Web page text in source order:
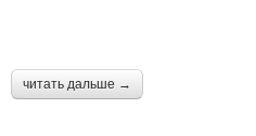
читать дальше →